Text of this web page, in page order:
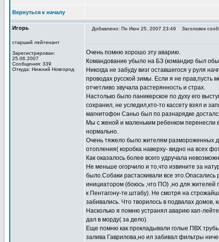
Вернуться к началу
Игорь
старший лейтенант
Зарегистрирован:
25.06.2007
Сообщения: 339
Откуда: Нижний Новгород
Добавлено: Пн Июн 25, 2007 23:49 Заголовок
Очень помню хорошо эту аварию.
Командование убыло на БЗ (командир был
Никогда не забуду визг оставшегося у руля
проводах русской зимы. Если я не
отчетливо звучала растерянность и страх.
Настолько было паникерское по духу его
сохранил, не уследил,кто-то кассету взял и
магнитофон Саньо был по разнарядке
Мы с женой и маленьким ребенком перенесли
нормально.
Очень тяжело было жителям размороженных
отопления( коробка наверху- видно на всех
Как оказалось более всего удручала
Не меньше огорчило и то,что извините за
было.Собаки растаскивали все
инициатором (боюсь ,что ПО) ,но для жителей
к Пентагону-те.штабу). Не смотря на
забивались. Что творилось в подвалах домов,
Насколько я помню устранял аварию кап-
дал в морду( за дело).
Еще помню как прокладывали голые ПВХ
залива Гаврилова,но ил забивал фильтры